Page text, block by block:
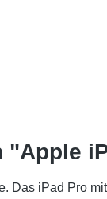
Das iPad Pro